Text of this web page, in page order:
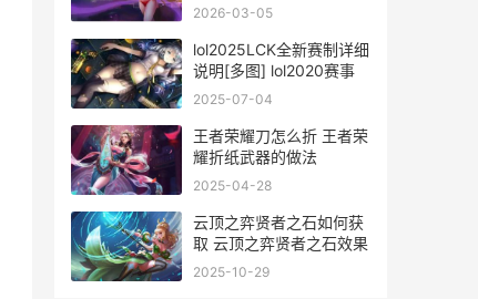
2026-03-05
lol2025LCK全新赛制详细
说明[多图] lol2020赛事
2025-07-04
王者荣耀刀怎么折 王者荣
耀折纸武器的做法
2025-04-28
云顶之弈贤者之石如何获
取 云顶之弈贤者之石效果
2025-10-29